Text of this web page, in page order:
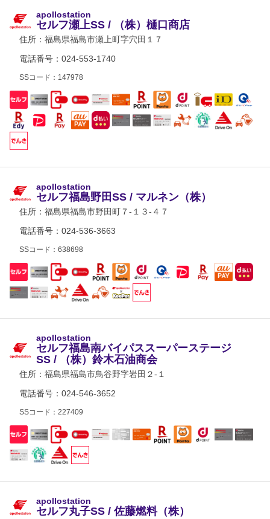
apollostation
セルフ瀬上SS / （株）樋口商店
住所： 福島県福島市瀬上町字穴田１７
電話番号：024-553-1740
SSコード：147978
apollostation
セルフ福島野田SS / マルネン（株）
住所： 福島県福島市野田町７-１３-４７
電話番号：024-536-3663
SSコード：638698
apollostation
セルフ福島南バイパススーパーステージ
SS / （株）鈴木石油商会
住所： 福島県福島市鳥谷野字岩田２-１
電話番号：024-546-3652
SSコード：227409
apollostation
セルフ丸子SS / 佐藤燃料（株）